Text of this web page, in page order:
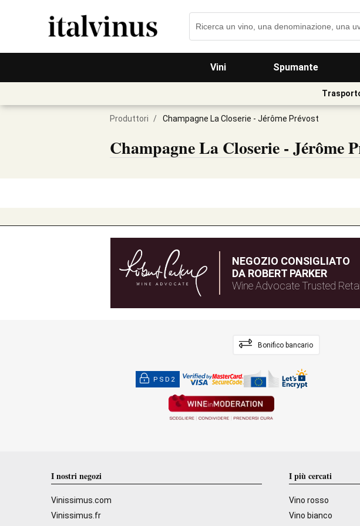
Vini Spumante
Produttori / Champagne La Closerie - Jérôme Prévost
Champagne La Closerie - Jérôme
NEGOZIO CONSIGLIATO
DA ROBERT PARKER
Wine Advocate Trusted
Bonifico bancario
PSD2
I nostri negozi
Vinissimus.com
Vinissimus.fr
I più cercati
Vino rosso
Vino bianco